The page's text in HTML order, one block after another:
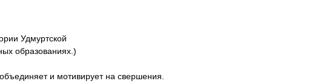
Удмуртской
образованиях.)
и мотивирует на свершения.